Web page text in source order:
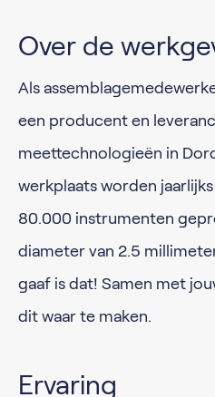
Over de
Als
een producent en
meettechnologieën in
werkplaats worden
80.000 instrumenten
diameter van 2.5
gaaf is dat! Samen met
dit waar te maken.
Ervaring